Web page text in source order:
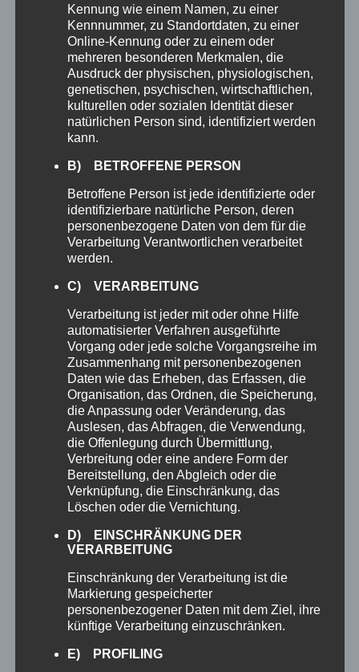
OUTLOOK
Alles, was Sie brauchen, um produktiv und
ständig in Verbindung zu sein – zu Hause,
unterwegs und überall dazwischen.
WORD 365
So können Sie mit Ihrem Schreibtalent auf
ganzer Linie überzeugen.
Kennung wie einem Namen, zu einer
Kennnummer, zu Standortdaten, zu einer
Online-Kennung oder zu einem oder
mehreren besonderen Merkmalen, die
Ausdruck der physischen, physiologischen,
genetischen, psychischen, wirtschaftlichen,
kulturellen oder sozialen Identität dieser
natürlichen Person sind, identifiziert werden
kann.
B) BETROFFENE PERSON
Betroffene Person ist jede identifizierte oder
identifizierbare natürliche Person, deren
personenbezogene Daten von dem für die
Verarbeitung Verantwortlichen verarbeitet
werden.
C) VERARBEITUNG
Verarbeitung ist jeder mit oder ohne Hilfe
automatisierter Verfahren ausgeführte
Vorgang oder jede solche Vorgangsreihe im
Zusammenhang mit personenbezogenen
Daten wie das Erheben, das Erfassen, die
Organisation, das Ordnen, die Speicherung,
die Anpassung oder Veränderung, das
Auslesen, das Abfragen, die Verwendung,
die Offenlegung durch Übermittlung,
Verbreitung oder eine andere Form der
Bereitstellung, den Abgleich oder die
Verknüpfung, die Einschränkung, das
Löschen oder die Vernichtung.
D) EINSCHRÄNKUNG DER
VERARBEITUNG
Einschränkung der Verarbeitung ist die
Markierung gespeicherter
personenbezogener Daten mit dem Ziel, ihre
künftige Verarbeitung einzuschränken.
E) PROFILING